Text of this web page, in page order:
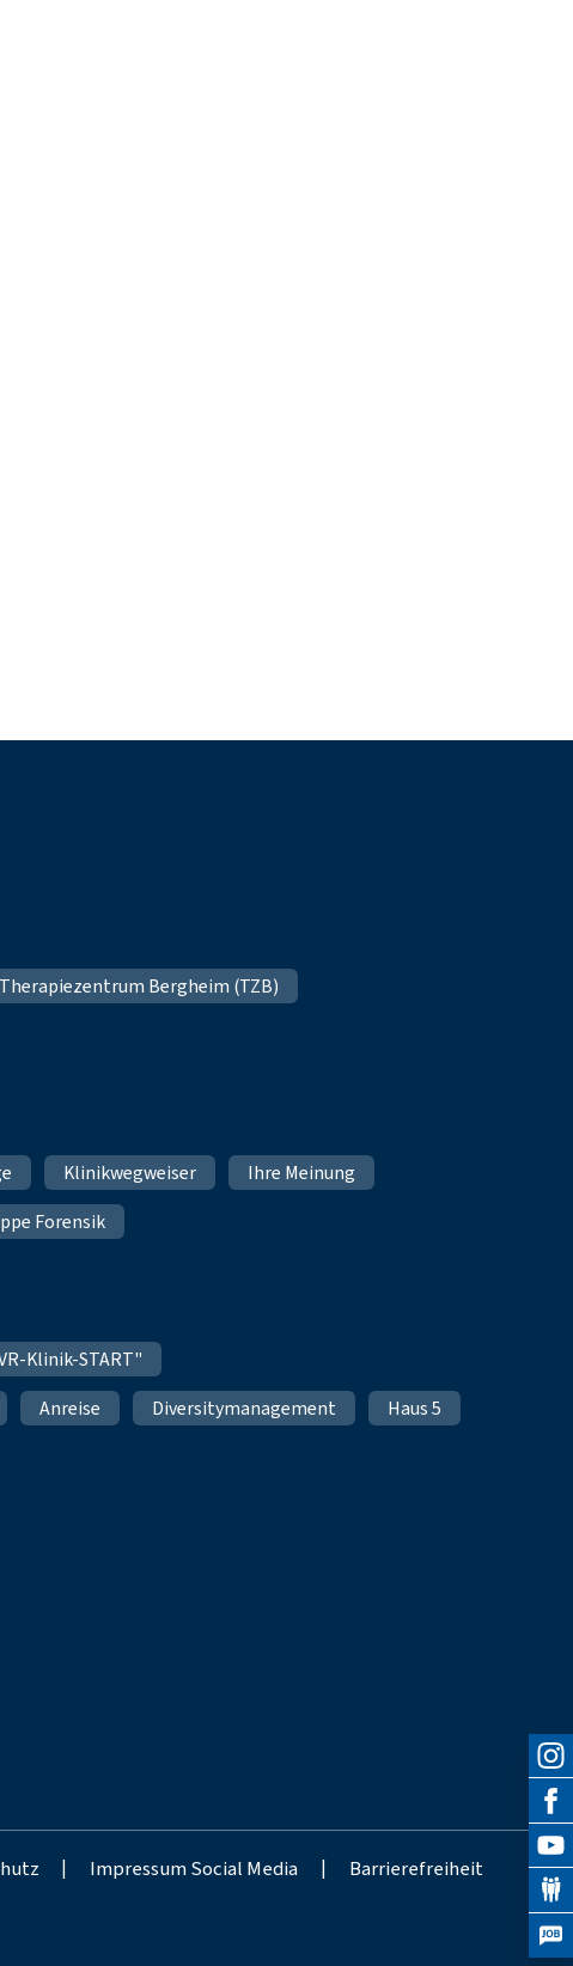
Therapiezentrum Bergheim (TZB)
Klinikwegweiser
Ihre Meinung
Forensik
Klinik-START"
Anreise Diversitymanagement
Haus 5
| Impressum Social Media | Barrierefreiheit